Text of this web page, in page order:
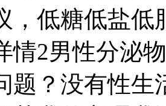
，低糖低盐
情2男性分泌
题？没有性生